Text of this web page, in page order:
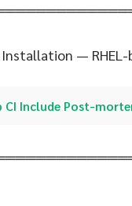
Installation — RHEL-
Include Post-